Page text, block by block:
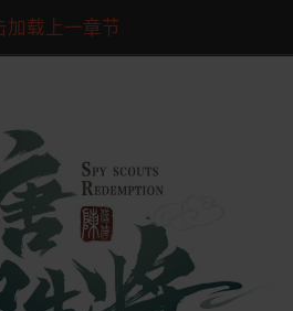
加载上一章节